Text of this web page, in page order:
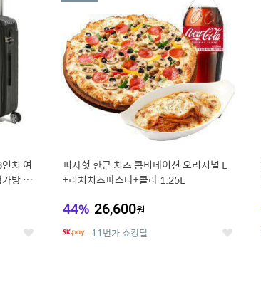
치 여
방 케
좋
피자헛 한근 치즈 콤비네이션 오리지널 L
+리치치즈파스타+콜라 1.25L
44% 26,600원
11번가 쇼킹딜 좋